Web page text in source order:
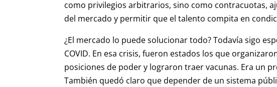
como privilegios arbitrarios, sino como contracuotas,
del mercado y permitir que el talento compita en
¿El mercado lo puede solucionar todo? Todavía sigo
COVID. En esa crisis, fueron estados los que
posiciones de poder y lograron traer vacunas. Era un
También quedó claro que depender de un sistema